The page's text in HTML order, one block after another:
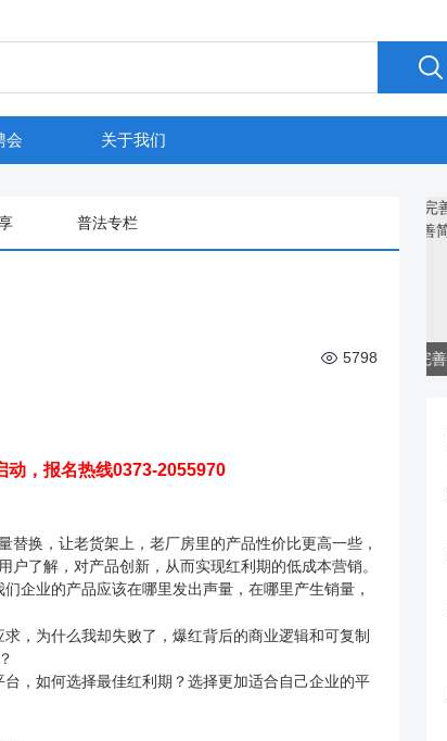
会 关于我们
普法专栏
5798
动，报名热线0373-2055970
换，让老货架上，老厂房里的产品性价比更高一些，
了解，对产品创新，从而实现红利期的低成本营销。
企业的产品应该在哪里发出声量，在哪里产生销量，
，为什么我却失败了，爆红背后的商业逻辑和可复制
，如何选择最佳红利期？选择更加适合自己企业的平